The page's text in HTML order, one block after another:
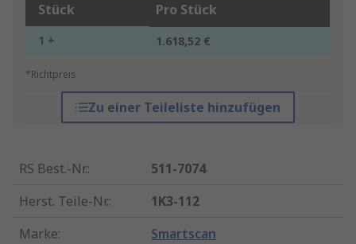
Stück Pro Stück
1 + 1.618,52 €
*Richtpreis
Zu einer Teileliste hinzufügen
RS Best.-Nr.:
511-7074
Herst. Teile-Nr.:
1K3-112
Marke: Smartscan